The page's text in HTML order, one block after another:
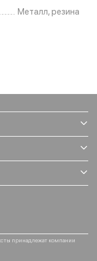
Металл, резина
принадлежат компании